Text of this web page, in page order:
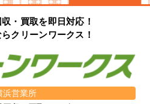
・買取を即日対応！
クリーンワークス！
浜営業所